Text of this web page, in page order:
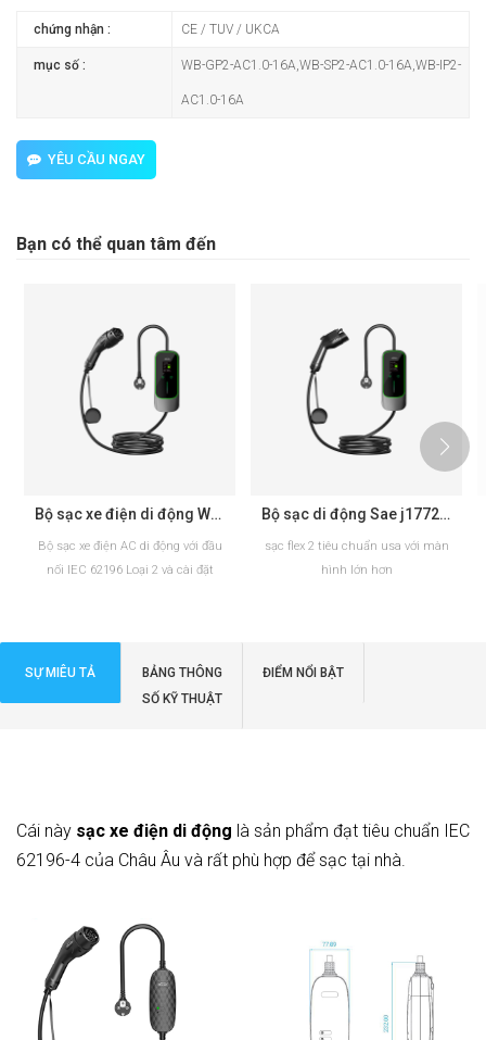
chứng nhận : CE / TUV / UKCA
mục số : WB-GP2-AC1.0-16A,WB-SP2-AC1.0-16A,WB-IP2-
AC1.0-16A
YÊU CẦU NGAY
Bạn có thể quan tâm đến
Bộ sạc xe điện di động Workersbee IEC 62196 Loại 2 với dòng điện điều chỉnh được.
Bộ sạc xe điện AC di động với đầu
nối IEC 62196 Loại 2 và cài đặt
với tùy chọn phích cắm Schuko
hoặc CEE cho các ứng dụng sạc
tại châu Âu.
ĐỌC THÊM
Bộ sạc di động Sae j1772 flex2 có chứng nhận ETL để sử dụng tại nhà
sạc flex 2 tiêu chuẩn usa với màn
hình lớn hơn
ĐỌC THÊM
SỰ MIÊU TẢ
BẢNG THÔNG
SỐ KỸ THUẬT
ĐIỂM NỔI BẬT
Cái này sạc xe điện di động là sản phẩm đạt tiêu chuẩn IEC
62196-4 của Châu Âu và rất phù hợp để sạc tại nhà.